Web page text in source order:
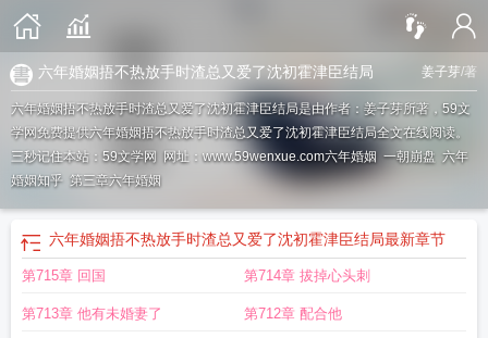
姜子芽/著
六年婚姻捂不热放手时渣总又爱了沈初霍津臣结局
六年婚姻捂不热放手时渣总又爱了沈初霍津臣结局是由作者：姜子芽所著，59文
学网免费提供六年婚姻捂不热放手时渣总又爱了沈初霍津臣结局全文在线阅读。
三秒记住本站：59文学网 网址：www.59wenxue.com六年婚姻 一朝崩盘 六年
婚姻知乎 第三章六年婚姻
六年婚姻捂不热放手时渣总又爱了沈初霍津臣结局最新章节
第715章 回国 第714章 拔掉心头刺
第713章 他有未婚妻了 第712章 配合他